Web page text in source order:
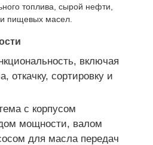
транспортных средств
велосипед санитарии
топлива, сырой нефти,
пищевых масел.
включая
откачку, сортировку и
с корпусом
мощности, валом
для масла передач